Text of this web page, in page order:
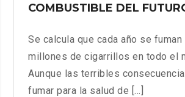
COMBUSTIBLE DEL
Se calcula que cada año se
millones de cigarrillos en todo el
Aunque las terribles
fumar para la salud de [...]